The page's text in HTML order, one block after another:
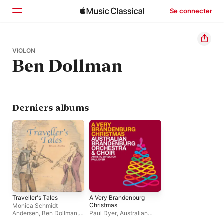
Se connecter
Accueil
Parcourir
VIOLON
Ben Dollman
Derniers albums
Traveller's Tales
Monica Schmidt
Andersen, Ben Dollman,
A Very Brandenburg
Christmas
Paul Dyer, Australian